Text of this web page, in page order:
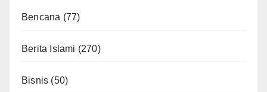
Bencana (77)
Berita Islami (270)
Bisnis (50)